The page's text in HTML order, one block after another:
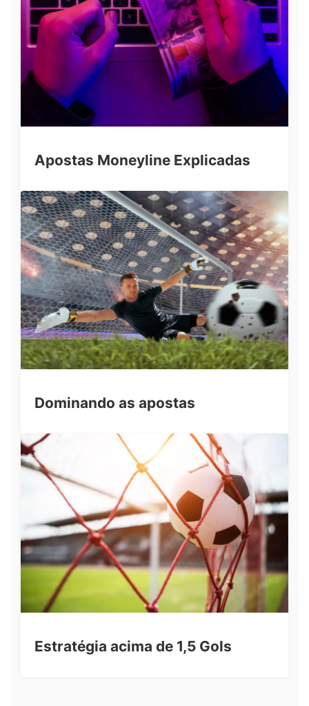
Apostas Moneyline Explicadas
Dominando as apostas
Estratégia acima de 1,5 Gols